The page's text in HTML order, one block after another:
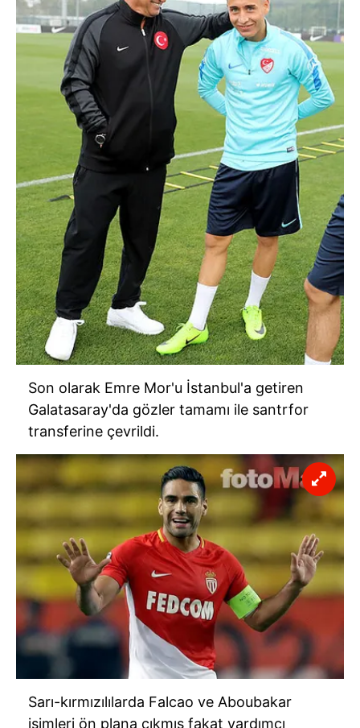
Son olarak Emre Mor'u İstanbul'a getiren
Galatasaray'da gözler tamamı ile santrfor
transferine çevrildi.
Sarı-kırmızılılarda Falcao ve Aboubakar
isimleri ön plana çıkmış fakat yardımcı